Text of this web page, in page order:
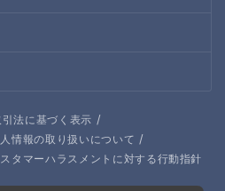
法に基づく表示 /
情報の取り扱いについて /
タマーハラスメントに対する行動指針